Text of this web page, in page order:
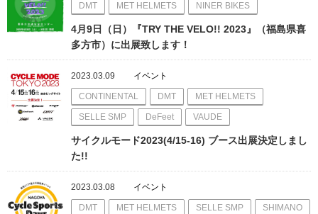
DMT MET HELMETS NINER BIKES
4月9日（日）『TRY THE VELO!! 2023』（福島県喜
多方市）に出展致します！
2023.03.09 イベント
CONTINENTAL DMT MET HELMETS
SELLE SMP DeFeet VAUDE
サイクルモード2023(4/15-16) ブース出展決定しまし
た!!
2023.03.08 イベント
DMT MET HELMETS SELLE SMP SHIMANO